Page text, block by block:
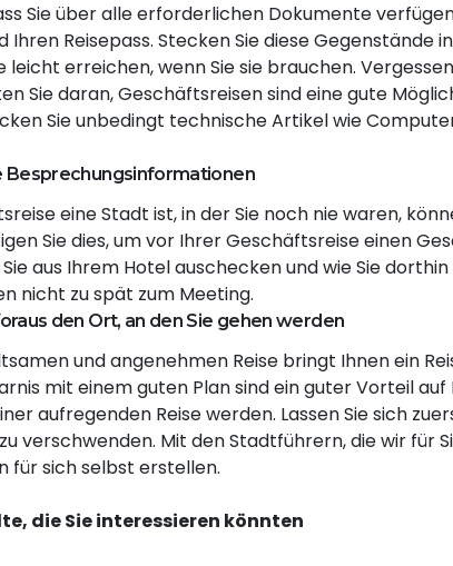
Sie über alle erforderlichen Dokumente
Ihren Reisepass. Stecken Sie diese Gegenstände
leicht erreichen, wenn Sie sie brauchen.
Sie daran, Geschäftsreisen sind eine gute
Sie unbedingt technische Artikel wie
Besprechungsinformationen
eine Stadt ist, in der Sie noch nie waren,
Sie dies, um vor Ihrer Geschäftsreise einen
aus Ihrem Hotel auschecken und wie Sie
nicht zu spät zum Meeting.
den Ort, an den Sie gehen werden
und angenehmen Reise bringt Ihnen ein
mit einem guten Plan sind ein guter Vorteil auf
aufregenden Reise werden. Lassen Sie sich
verschwenden. Mit den Stadtführern, die wir für
für sich selbst erstellen.
die Sie interessieren könnten